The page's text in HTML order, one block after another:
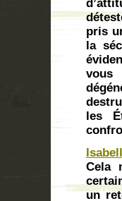
pris
la
vous
les
Cela
un